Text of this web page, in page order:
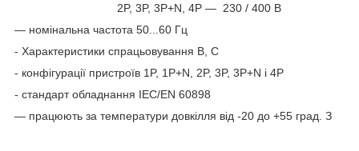
2P, 3P, 3P+N, 4P — 230 / 400 В
— номінальна частота 50...60 Гц
- Характеристики спрацьовування B, C
- конфігурації пристроїв 1P, 1P+N, 2P, 3P, 3P+N і 4P
- стандарт обладнання IEC/EN 60898
— працюють за температури довкілля від -20 до +55 град. З